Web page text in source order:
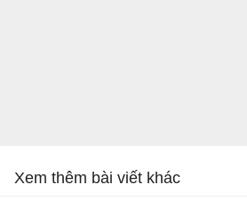
Xem thêm bài viết khác